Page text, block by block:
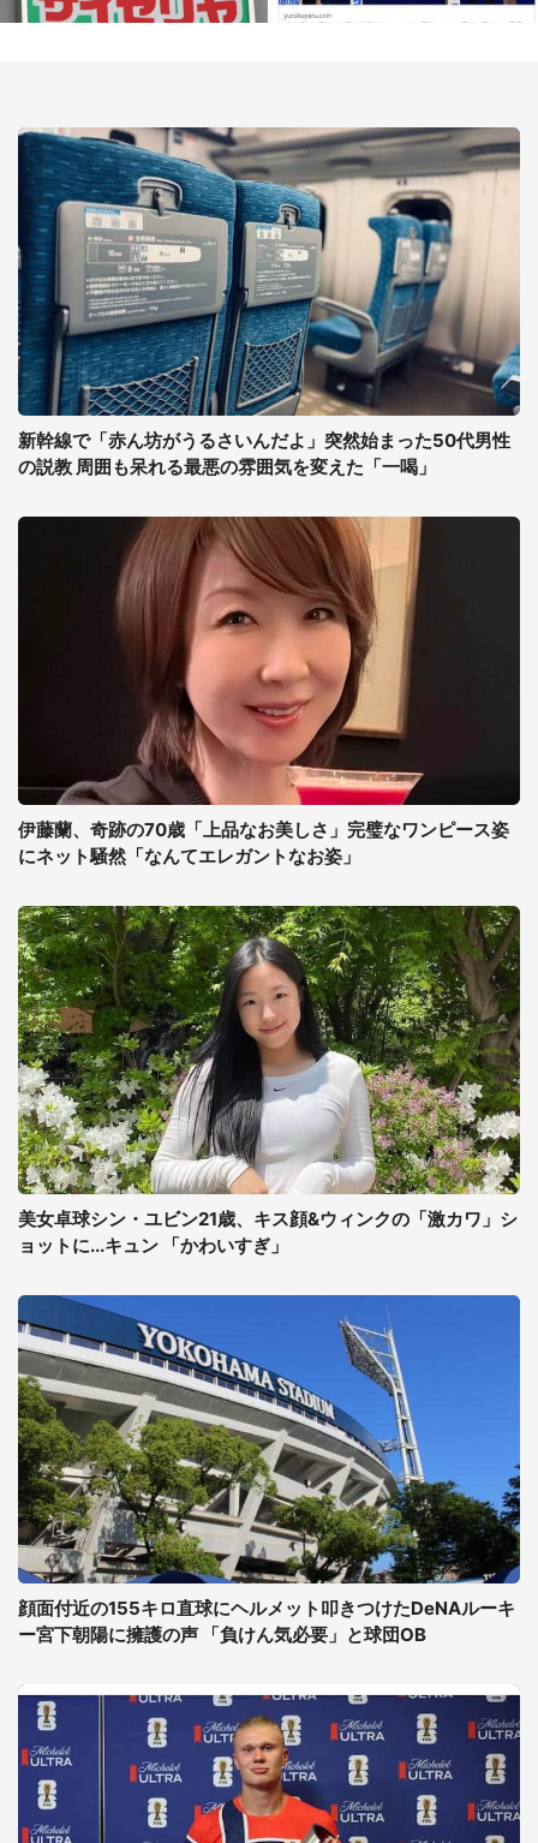
新幹線で「赤ん坊がうるさいんだよ」突然始まった50代男性
の説教 周囲も呆れる最悪の雰囲気を変えた「一喝」
伊藤蘭、奇跡の70歳「上品なお美しさ」完璧なワンピース姿
にネット騒然「なんてエレガントなお姿」
美女卓球シン・ユビン21歳、キス顔&ウィンクの「激カワ」シ
ョットに...キュン 「かわいすぎ」
顔面付近の155キロ直球にヘルメット叩きつけたDeNAルーキ
ー宮下朝陽に擁護の声 「負けん気必要」と球団OB